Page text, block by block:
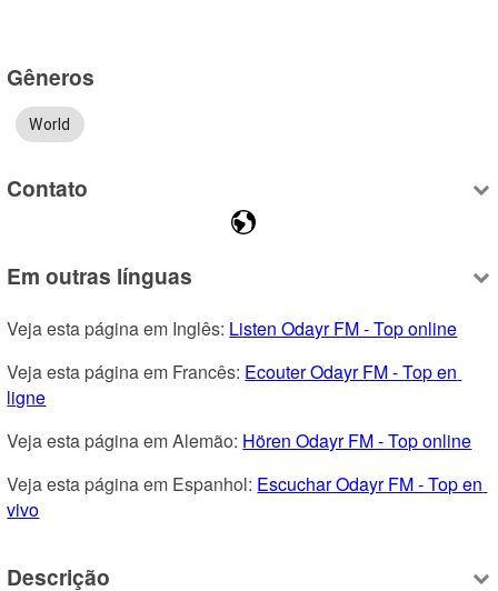
Gêneros
World
Contato
Em outras línguas
Veja esta página em Inglês: Listen Odayr FM - Top online
Veja esta página em Francês: Ecouter Odayr FM - Top en
ligne
Veja esta página em Alemão: Hören Odayr FM - Top online
Veja esta página em Espanhol: Escuchar Odayr FM - Top en
vivo
Descrição